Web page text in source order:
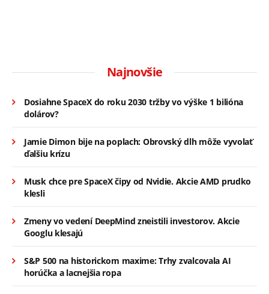
Najnovšie
Dosiahne SpaceX do roku 2030 tržby vo výške 1 bilióna
dolárov?
Jamie Dimon bije na poplach: Obrovský dlh môže vyvolať
ďalšiu krízu
Musk chce pre SpaceX čipy od Nvidie. Akcie AMD prudko
klesli
Zmeny vo vedení DeepMind zneistili investorov. Akcie
Googlu klesajú
S&P 500 na historickom maxime: Trhy zvalcovala AI
horúčka a lacnejšia ropa